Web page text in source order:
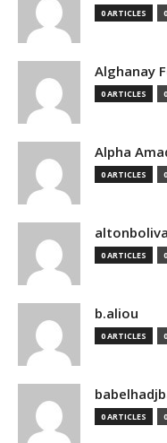
0 ARTICLES
Alghanay
0 ARTICLES
Alpha
0 ARTICLES
0 ARTICLES
b.aliou
0 ARTICLES
0 ARTICLES